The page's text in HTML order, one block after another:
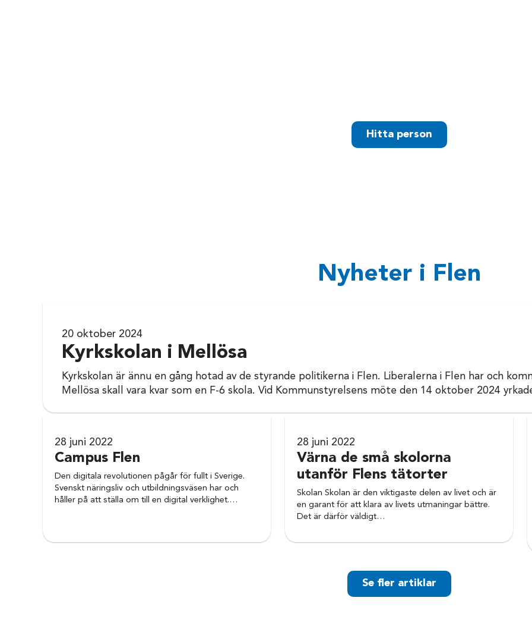
Hitta person
Nyheter i Flen
20 oktober 2024
Kyrkskolan i Mellösa
Kyrkskolan är ännu en gång hotad av de styrande politikerna i Flen. Liberalerna i Flen har och
Mellösa skall vara kvar som en F-6 skola. Vid Kommunstyrelsens möte den 14 oktober 2024
28 juni 2022
Campus Flen
Den digitala revolutionen pågår för fullt i Sverige.
Svenskt näringsliv och utbildningsväsen har och
håller på att ställa om till en digital verklighet.…
28 juni 2022
Värna de små skolorna
utanför Flens tätorter
Skolan Skolan är den viktigaste delen av livet och är
en garant för att klara av livets utmaningar bättre.
Det är därför väldigt…
Se fler artiklar